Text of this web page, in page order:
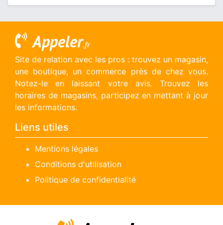
Appeler.fr
Site de relation avec les pros : trouvez un magasin,
une boutique, un commerce près de chez vous.
Notez-le en laissant votre avis. Trouvez les
horaires de magasins, participez en mettant à jour
les informations.
Liens utiles
Mentions légales
Conditions d'utilisation
Politique de confidentialité